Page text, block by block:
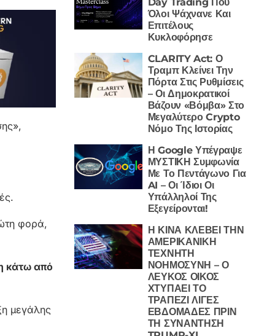
φορά,
κάτω από
μεγάλης
Όλοι Ψάχνανε Και
Επιτέλους
Κυκλοφόρησε
CLARITY Act: Ο
Τραμπ Κλείνει Την
Πόρτα Στις Ρυθμίσεις
– Οι Δημοκρατικοί
Βάζουν «Βόμβα» Στο
Μεγαλύτερο Crypto
Νόμο Της Ιστορίας
Η Google Υπέγραψε
ΜΥΣΤΙΚΗ Συμφωνία
Με Το Πεντάγωνο Για
AI – Οι Ίδιοι Οι
Υπάλληλοί Της
Εξεγείρονται!
Η ΚΙΝΑ ΚΛΕΒΕΙ ΤΗΝ
ΑΜΕΡΙΚΑΝΙΚΗ
ΤΕΧΝΗΤΗ
ΝΟΗΜΟΣΥΝΗ – Ο
ΛΕΥΚΟΣ ΟΙΚΟΣ
ΧΤΥΠΑΕΙ ΤΟ
ΤΡΑΠΕΖΙ ΛΙΓΕΣ
ΕΒΔΟΜΑΔΕΣ ΠΡΙΝ
ΤΗ ΣΥΝΑΝΤΗΣΗ